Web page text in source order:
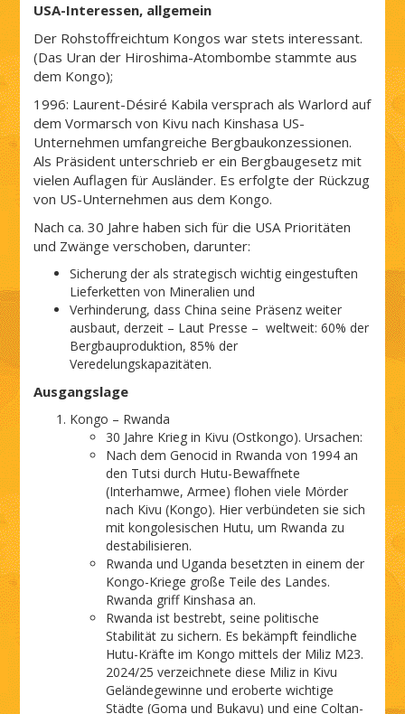
USA-Interessen, allgemein
Der Rohstoffreichtum Kongos war stets interessant.
(Das Uran der Hiroshima-Atombombe stammte aus
dem Kongo);
1996: Laurent-Désiré Kabila versprach als Warlord auf
dem Vormarsch von Kivu nach Kinshasa US-
Unternehmen umfangreiche Bergbaukonzessionen.
Als Präsident unterschrieb er ein Bergbaugesetz mit
vielen Auflagen für Ausländer. Es erfolgte der Rückzug
von US-Unternehmen aus dem Kongo.
Nach ca. 30 Jahre haben sich für die USA Prioritäten
und Zwänge verschoben, darunter:
Sicherung der als strategisch wichtig eingestuften
Lieferketten von Mineralien und
Verhinderung, dass China seine Präsenz weiter
ausbaut, derzeit – Laut Presse – weltweit: 60% der
Bergbauproduktion, 85% der
Veredelungskapazitäten.
Ausgangslage
Kongo – Rwanda
30 Jahre Krieg in Kivu (Ostkongo). Ursachen:
Nach dem Genocid in Rwanda von 1994 an
den Tutsi durch Hutu-Bewaffnete
(Interhamwe, Armee) flohen viele Mörder
nach Kivu (Kongo). Hier verbündeten sie sich
mit kongolesischen Hutu, um Rwanda zu
destabilisieren.
Rwanda und Uganda besetzten in einem der
Kongo-Kriege große Teile des Landes.
Rwanda griff Kinshasa an.
Rwanda ist bestrebt, seine politische
Stabilität zu sichern. Es bekämpft feindliche
Hutu-Kräfte im Kongo mittels der Miliz M23.
2024/25 verzeichnete diese Miliz in Kivu
Geländegewinne und eroberte wichtige
Städte (Goma und Bukavu) und eine Coltan-